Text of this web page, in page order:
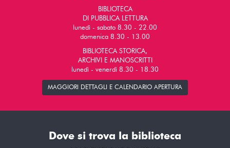
BIBLIOTECA
DI PUBBLICA LETTURA
lunedì - sabato 8.30 - 22.00
domenica 8.30 - 13.00
BIBLIOTECA STORICA,
ARCHIVI E MANOSCRITTI
lunedì - venerdì 8.30 - 18.30
MAGGIORI DETTAGLI E CALENDARIO APERTURA
Dove si trova la biblioteca